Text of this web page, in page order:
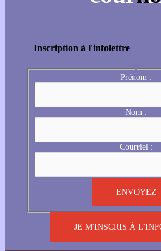
Inscription à l'infolettre
Prénom :
Nom :
Courriel :
JE M'INSCRIS À